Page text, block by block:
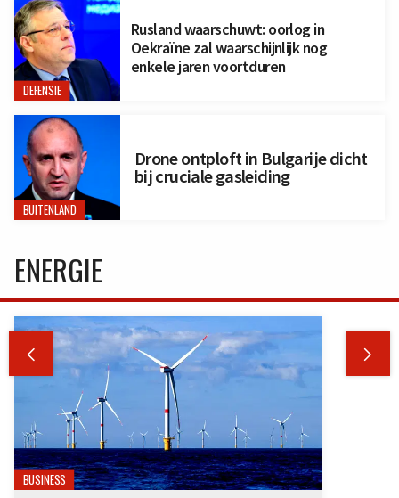
DEFENSIE
Rusland waarschuwt: oorlog in
Oekraïne zal waarschijnlijk nog
enkele jaren voortduren
BUITENLAND
Drone ontploft in Bulgarije dicht
bij cruciale gasleiding
ENERGIE
 
BUSINESS